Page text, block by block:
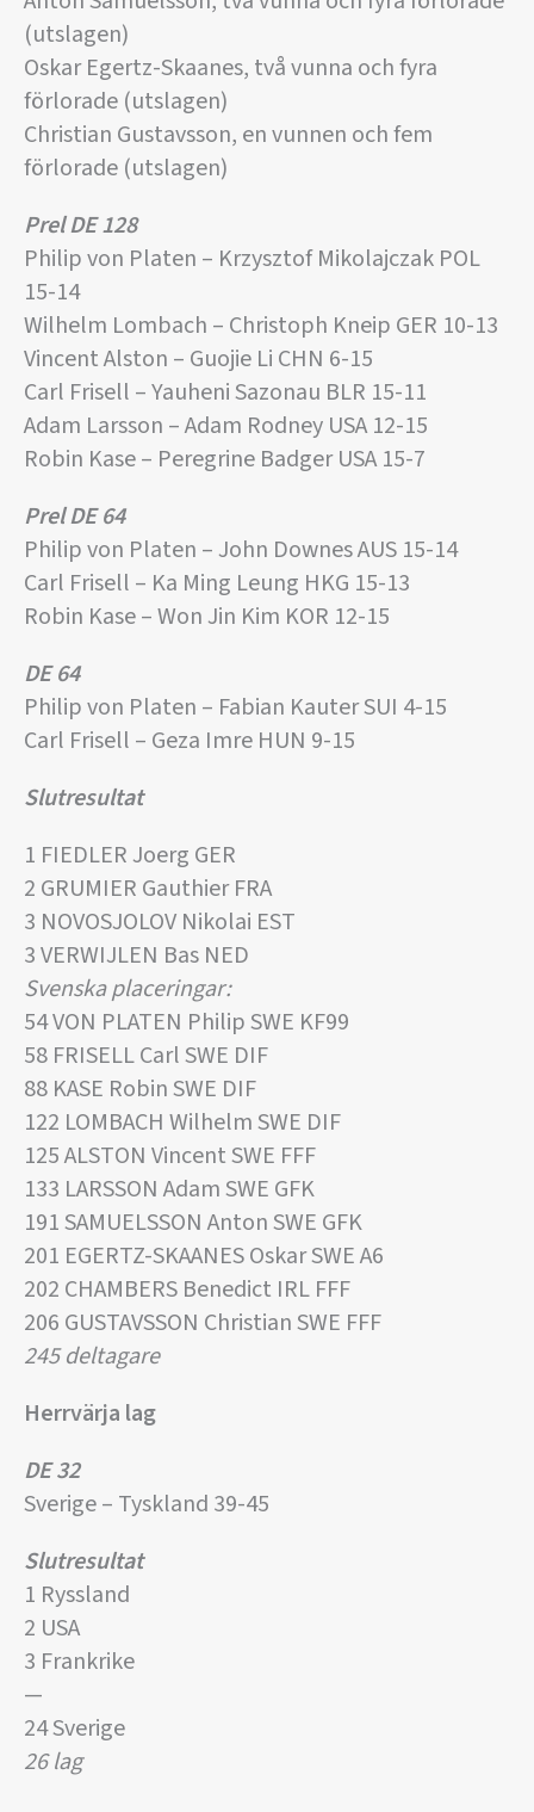
(utslagen)
Oskar Egertz-Skaanes, två vunna och fyra
förlorade (utslagen)
Christian Gustavsson, en vunnen och fem
förlorade (utslagen)
Prel DE 128
Philip von Platen – Krzysztof Mikolajczak POL
15-14
Wilhelm Lombach – Christoph Kneip GER 10-13
Vincent Alston – Guojie Li CHN 6-15
Carl Frisell – Yauheni Sazonau BLR 15-11
Adam Larsson – Adam Rodney USA 12-15
Robin Kase – Peregrine Badger USA 15-7
Prel DE 64
Philip von Platen – John Downes AUS 15-14
Carl Frisell – Ka Ming Leung HKG 15-13
Robin Kase – Won Jin Kim KOR 12-15
DE 64
Philip von Platen – Fabian Kauter SUI 4-15
Carl Frisell – Geza Imre HUN 9-15
Slutresultat
1 FIEDLER Joerg GER
2 GRUMIER Gauthier FRA
3 NOVOSJOLOV Nikolai EST
3 VERWIJLEN Bas NED
Svenska placeringar:
54 VON PLATEN Philip SWE KF99
58 FRISELL Carl SWE DIF
88 KASE Robin SWE DIF
122 LOMBACH Wilhelm SWE DIF
125 ALSTON Vincent SWE FFF
133 LARSSON Adam SWE GFK
191 SAMUELSSON Anton SWE GFK
201 EGERTZ-SKAANES Oskar SWE A6
202 CHAMBERS Benedict IRL FFF
206 GUSTAVSSON Christian SWE FFF
245 deltagare
Herrvärja lag
DE 32
Sverige – Tyskland 39-45
Slutresultat
1 Ryssland
2 USA
3 Frankrike
—
24 Sverige
26 lag